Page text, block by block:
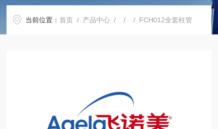
当前位置：首页 / 产品中心 / / / FCH012全套柱管